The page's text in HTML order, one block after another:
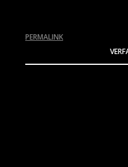
PERMALINK